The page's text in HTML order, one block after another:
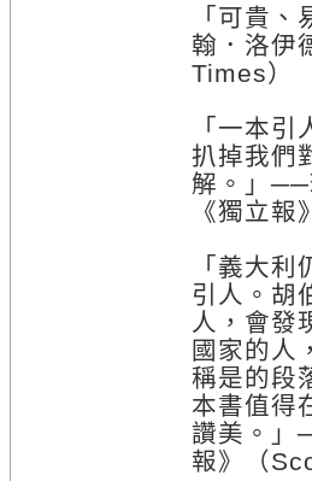
「可貴
翰．洛伊
Times）
「一本
扒掉我們
解。」
《獨立
「義大
引人。胡
人，會發
國家的人
稱是的段
本書值得
讚美。」
報》（